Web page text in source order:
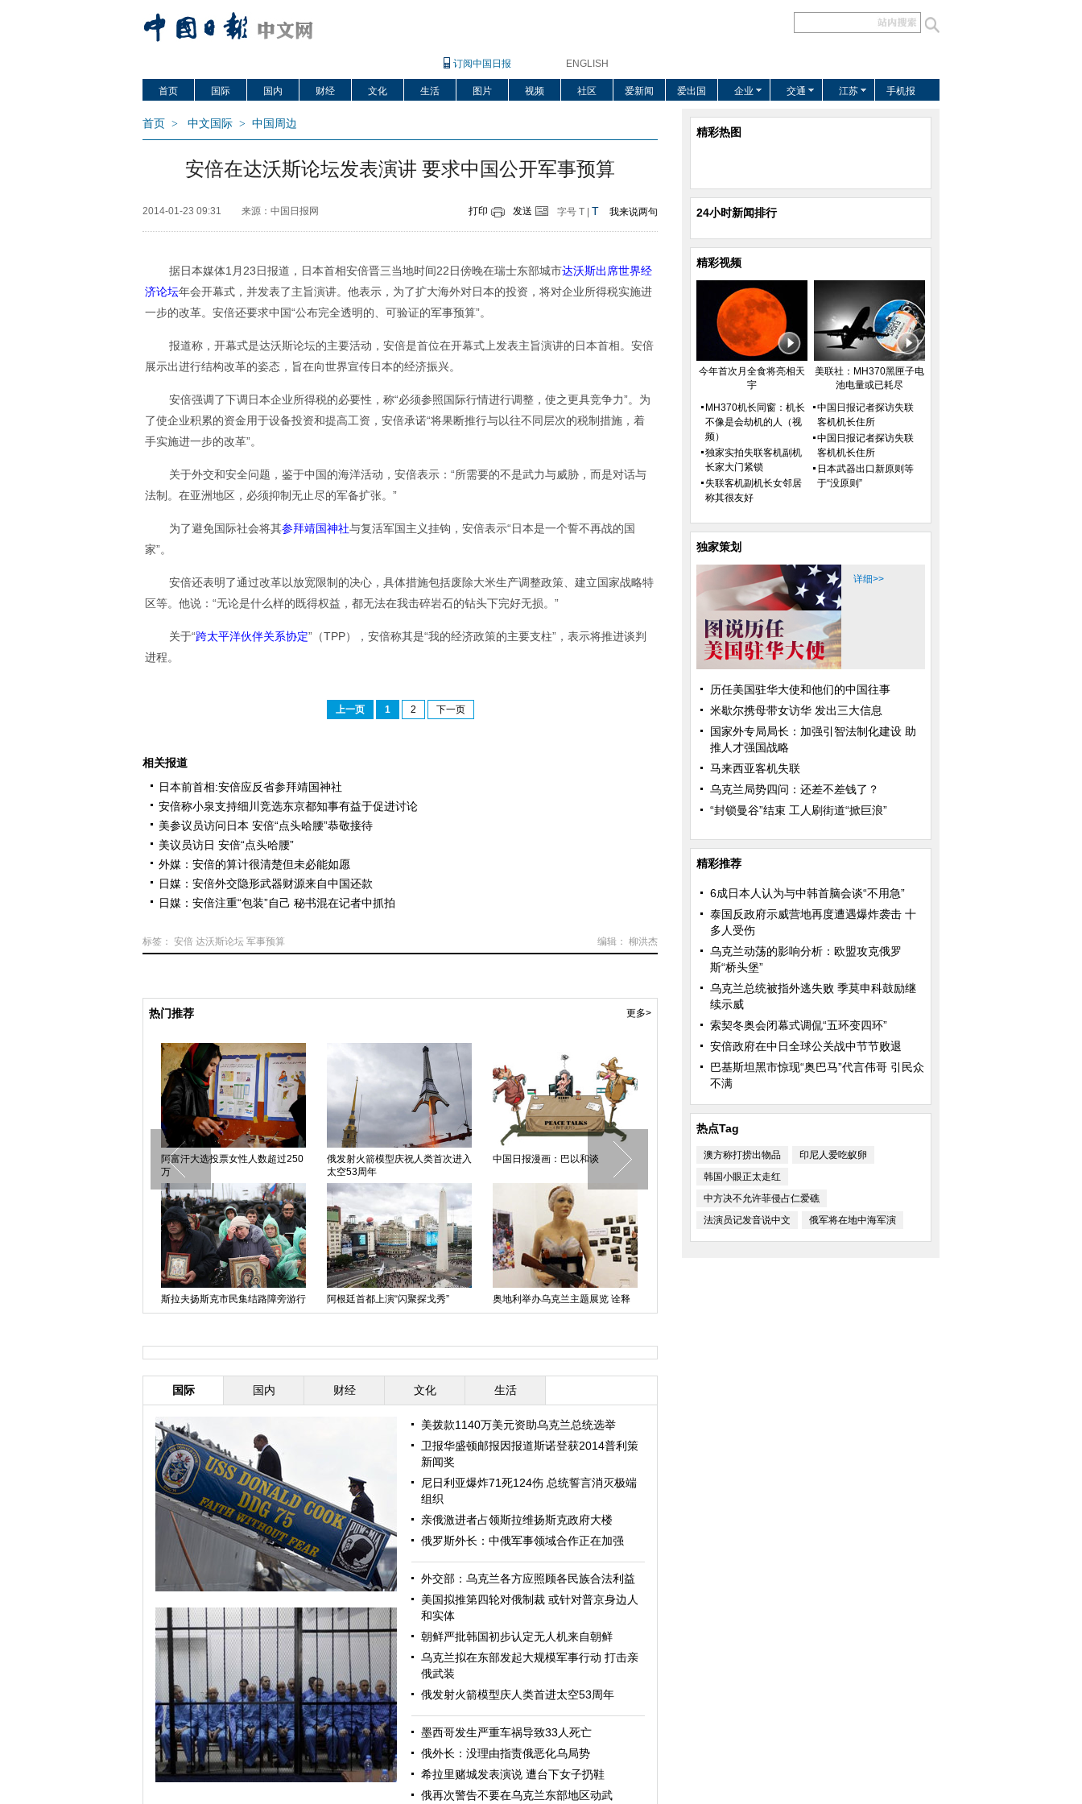
订阅中国日报 ENGLISH
首页 国际 国内 财经 文化 生活 图片 视频 社区 爱新闻 爱出国 企业 交通 江苏 手机报
首页 > 中文国际 > 中国周边
安倍在达沃斯论坛发表演讲 要求中国公开军事预算
2014-01-23 09:31 来源：中国日报网 打印 发送 字号 T T 我来说两句
据日本媒体1月23日报道，日本首相安倍晋三当地时间22日傍晚在瑞士东部城市达沃斯出席世界经
济论坛年会开幕式，并发表了主旨演讲。他表示，为了扩大海外对日本的投资，将对企业所得税实施进
一步的改革。安倍还要求中国“公布完全透明的、可验证的军事预算”。
报道称，开幕式是达沃斯论坛的主要活动，安倍是首位在开幕式上发表主旨演讲的日本首相。安倍
展示出进行结构改革的姿态，旨在向世界宣传日本的经济振兴。
安倍强调了下调日本企业所得税的必要性，称“必须参照国际行情进行调整，使之更具竞争力”。为
了使企业积累的资金用于设备投资和提高工资，安倍承诺“将果断推行与以往不同层次的税制措施，着
手实施进一步的改革”。
关于外交和安全问题，鉴于中国的海洋活动，安倍表示：“所需要的不是武力与威胁，而是对话与
法制。在亚洲地区，必须抑制无止尽的军备扩张。”
为了避免国际社会将其参拜靖国神社与复活军国主义挂钩，安倍表示“日本是一个誓不再战的国
家”。
安倍还表明了通过改革以放宽限制的决心，具体措施包括废除大米生产调整政策、建立国家战略特
区等。他说：“无论是什么样的既得权益，都无法在我击碎岩石的钻头下完好无损。”
关于“跨太平洋伙伴关系协定”（TPP），安倍称其是“我的经济政策的主要支柱”，表示将推进谈判
进程。
上一页 1 2 下一页
相关报道
日本前首相:安倍应反省参拜靖国神社
安倍称小泉支持细川竞选东京都知事有益于促进讨论
美参议员访问日本 安倍“点头哈腰”恭敬接待
美议员访日 安倍“点头哈腰”
外媒：安倍的算计很清楚但未必能如愿
日媒：安倍外交隐形武器财源来自中国还款
日媒：安倍注重“包装”自己 秘书混在记者中抓拍
编辑： 柳洪杰
标签： 安倍 达沃斯论坛 军事预算
热门推荐 更多>
阿富汗大选投票女性人数超过250
万
俄发射火箭模型庆祝人类首次进入
太空53周年
中国日报漫画：巴以和谈
斯拉夫扬斯克市民集结路障旁游行
抗议
阿根廷首都上演“闪聚探戈秀”
奥地利举办乌克兰主题展览 诠释
亲俄抗议精神
默多克首谈与邓文迪离婚 中国日报漫画：坎坷医改路
国际 国内 财经 文化 生活
美军导弹驱逐舰抵达黑海旨在威慑俄罗斯
美拨款1140万美元资助乌克兰总统选举
卫报华盛顿邮报因报道斯诺登获2014普利策
新闻奖
尼日利亚爆炸71死124伤 总统誓言消灭极端
组织
亲俄激进者占领斯拉维扬斯克政府大楼
俄罗斯外长：中俄军事领域合作正在加强
外交部：乌克兰各方应照顾各民族合法利益
美国拟推第四轮对俄制裁 或针对普京身边人
和实体
朝鲜严批韩国初步认定无人机来自朝鲜
乌克兰拟在东部发起大规模军事行动 打击亲
俄武装
俄发射火箭模型庆人类首进太空53周年
墨西哥发生严重车祸导致33人死亡
俄外长：没理由指责俄恶化乌局势
希拉里赌城发表演说 遭台下女子扔鞋
俄再次警告不要在乌克兰东部地区动武
精彩热图
24小时新闻排行
精彩视频
今年首次月全食将亮相天
宇
美联社：MH370黑匣子电
池电量或已耗尽
MH370机长同窗：机长
不像是会劫机的人（视
频）
独家实拍失联客机副机
长家大门紧锁
失联客机副机长女邻居
称其很友好
中国日报记者探访失联
客机机长住所
中国日报记者探访失联
客机机长住所
日本武器出口新原则等
于“没原则”
独家策划
详细>>
历任美国驻华大使和他们的中国往事
米歇尔携母带女访华 发出三大信息
国家外专局局长：加强引智法制化建设 助
推人才强国战略
马来西亚客机失联
乌克兰局势四问：还差不差钱了？
“封锁曼谷”结束 工人刷街道“掀巨浪”
精彩推荐
6成日本人认为与中韩首脑会谈“不用急”
泰国反政府示威营地再度遭遇爆炸袭击 十
多人受伤
乌克兰动荡的影响分析：欧盟攻克俄罗
斯“桥头堡”
乌克兰总统被指外逃失败 季莫申科鼓励继
续示威
索契冬奥会闭幕式调侃“五环变四环”
安倍政府在中日全球公关战中节节败退
巴基斯坦黑市惊现“奥巴马”代言伟哥 引民众
不满
热点Tag
澳方称打捞出物品
印尼人爱吃蚁卵
韩国小眼正太走红
中方决不允许菲侵占仁爱礁
法演员记发音说中文
俄军将在地中海军演